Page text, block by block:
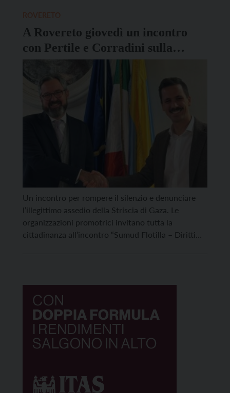
A Rovereto giovedì un incontro
con Pertile e Corradini sulla
Sumud Flotilla
Un incontro per rompere il silenzio e denunciare
l’illegittimo assedio della Striscia di Gaza. Le
organizzazioni promotrici invitano tutta la
cittadinanza all’incontro “Sumud Flotilla – Diritti
Rosmini, 5 a Rovereto. L’incontro è inserito nella […]